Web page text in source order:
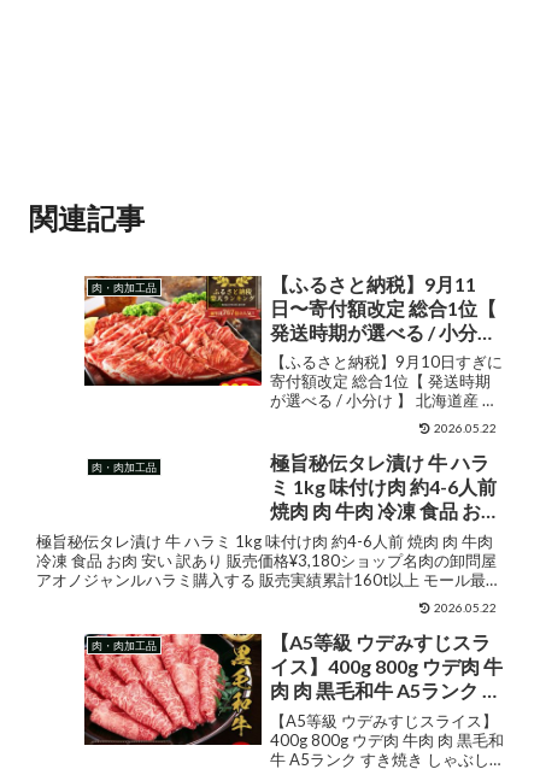
関連記事
肉・肉加工品
【ふるさと納税】9月11
日〜寄付額改定 総合1位【
発送時期が選べる / 小分け
】 北海道産 牛肉 ふるさと
納税 別海牛 焼肉 （ ふるさ
と納税 肉 小分け 牛肉 焼肉
ふるさと納税 訳あり ふる
さと 肉 牛 焼き肉 人気 ラン
キング 北海道 別海町）
（クラウドファンディング
対象）
【ふるさと納税】9月10日すぎに
寄付額改定 総合1位【 発送時期
が選べる / 小分け 】 北海道産 牛
肉 ふるさと納税 別海牛 焼肉 （
ふるさと納税 肉 小分け 牛肉 焼肉
ふるさと納税 訳あり ふるさと 人
気 ランキング 北海道 別海町...
2026.05.22
肉・肉加工品
極旨秘伝タレ漬け 牛 ハラ
ミ 1kg 味付け肉 約4-6人前
焼肉 肉 牛肉 冷凍 食品 お肉
安い 訳あり
極旨秘伝タレ漬け 牛 ハラミ 1kg 味付け肉 約4-6人前 焼肉 肉 牛肉
冷凍 食品 お肉 安い 訳あり 販売価格¥3,180ショップ名肉の卸問屋
アオノジャンルハラミ購入する 販売実績累計160t以上 モール最安
2026.05.22
肉・肉加工品
【A5等級 ウデみすじスラ
イス】400g 800g ウデ肉 牛
肉 肉 黒毛和牛 A5ランク す
き焼き しゃぶしゃぶ すき
やき すき焼き肉 和牛 高級
肉 お肉 高級 焼肉 お取り寄
【A5等級 ウデみすじスライス】
400g 800g ウデ肉 牛肉 肉 黒毛和
牛 A5ランク すき焼き しゃぶし